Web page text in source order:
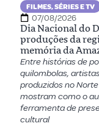
FILMES, SÉRIES E TV
07/08/2026
Dia Nacional do
produções da
memória da
Entre histórias de
quilombolas,
produzidos no
mostram como o
ferramenta de
cultural